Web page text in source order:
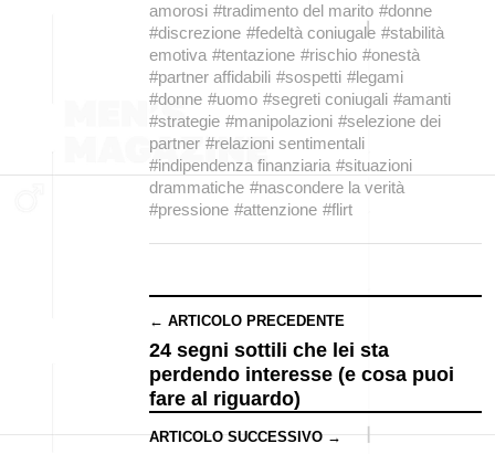
amorosi #tradimento del marito #donne
#discrezione #fedeltà coniugale #stabilità
emotiva #tentazione #rischio #onestà
#partner affidabili #sospetti #legami
#donne #uomo #segreti coniugali #amanti
#strategie #manipolazioni #selezione dei
partner #relazioni sentimentali
#indipendenza finanziaria #situazioni
drammatiche #nascondere la verità
#pressione #attenzione #flirt
← ARTICOLO PRECEDENTE
24 segni sottili che lei sta
perdendo interesse (e cosa puoi
fare al riguardo)
ARTICOLO SUCCESSIVO →